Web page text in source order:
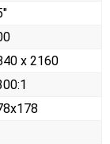
x 2160